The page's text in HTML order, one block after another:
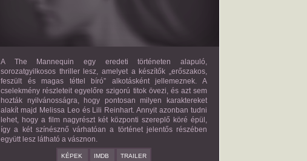
A The Mannequin egy eredeti történeten alapuló,
sorozatgyilkosos thriller lesz, amelyet a készítők „erőszakos,
feszült és magas téttel bíró” alkotásként jellemeznek. A
cselekmény részleteit egyelőre szigorú titok övezi, és azt sem
hozták nyilvánosságra, hogy pontosan milyen karaktereket
alakít majd Melissa Leo és Lili Reinhart. Annyit azonban tudni
lehet, hogy a film nagyrészt két központi szereplő köré épül,
így a két színésznő várhatóan a történet jelentős részében
együtt lesz látható a vásznon.
KÉPEK IMDB TRAILER